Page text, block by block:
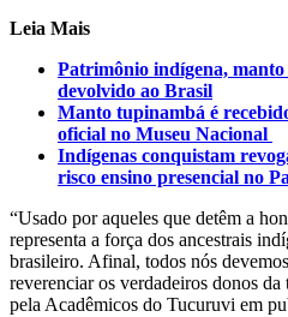
Leia Mais
Patrimônio indígena,
devolvido ao Brasil
Manto tupinambá é
oficial no Museu Nacional
Indígenas conquistam
risco ensino presencial no
“Usado por aqueles que detêm a
representa a força dos ancestrais
brasileiro. Afinal, todos nós
reverenciar os verdadeiros donos
pela Acadêmicos do Tucuruvi em